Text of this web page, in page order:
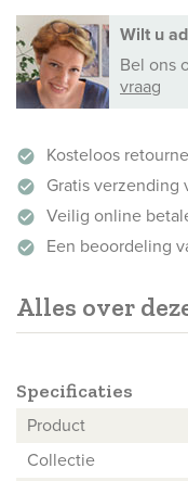
Wilt u
Bel ons
vraag
check_circle Kosteloos
check_circle Gratis verzending
check_circle Veilig online
check_circle Een beoordeling
Alles over
Specificaties
Product
Collectie